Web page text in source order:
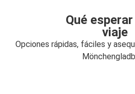
Qué
viaje
Opciones rápidas, fáciles y